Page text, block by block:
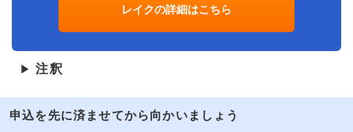
レイクの詳細はこちら
▶ 注釈
申込を先に済ませてから向かいましょう